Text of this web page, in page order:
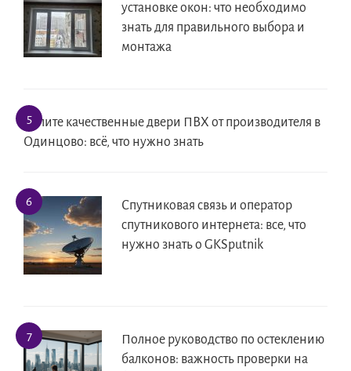
установке окон: что необходимо
знать для правильного выбора и
монтажа
Купите качественные двери ПВХ от производителя в
Одинцово: всё, что нужно знать
Спутниковая связь и оператор
спутникового интернета: все, что
нужно знать о GKSputnik
Полное руководство по остеклению
балконов: важность проверки на